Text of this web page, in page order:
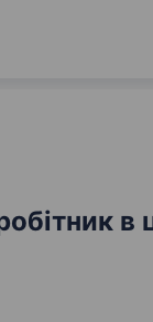
підвезення
в